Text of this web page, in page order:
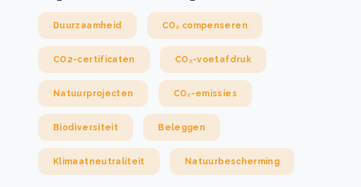
Duurzaamheid CO₂ compenseren
CO2-certificaten CO₂-voetafdruk
Natuurprojecten CO₂-emissies
Biodiversiteit Beleggen
Klimaatneutraliteit Natuurbescherming